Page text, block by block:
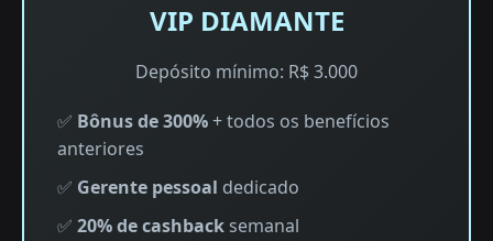
VIP DIAMANTE
Depósito mínimo: R$ 3.000
✅ Bônus de 300%+ todos os benefícios
anteriores
✅ Gerente pessoal dedicado
✅ 20% de cashback semanal